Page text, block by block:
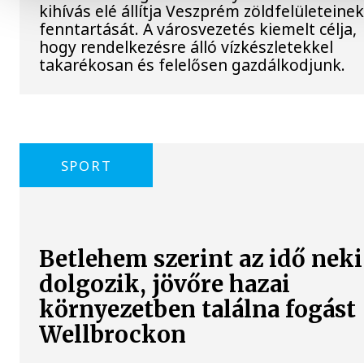
kihívás elé állítja Veszprém zöldfelületeinek
fenntartását. A városvezetés kiemelt célja,
hogy rendelkezésre álló vízkészletekkel
takarékosan és felelősen gazdálkodjunk.
SPORT
Betlehem szerint az idő neki
dolgozik, jövőre hazai
környezetben találna fogást
Wellbrockon